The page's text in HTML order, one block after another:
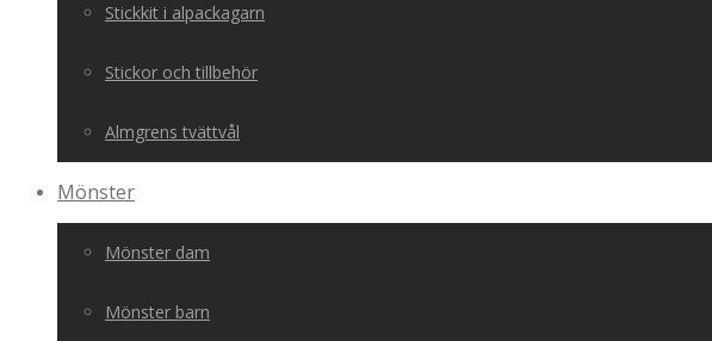
Stickkit i alpackagarn
Stickor och tillbehör
Almgrens tvättvål
Mönster
Mönster dam
Mönster barn